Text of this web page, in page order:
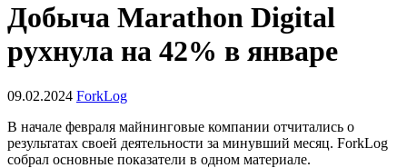
Добыча Marathon Digital
рухнула на 42% в январе
09.02.2024 ForkLog
В начале февраля майнинговые компании отчитались о
результатах своей деятельности за минувший месяц. ForkLog
собрал основные показатели в одном материале.